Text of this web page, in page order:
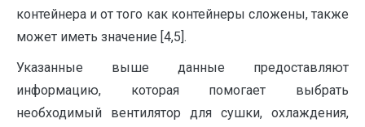
контейнера и от того как контейнеры сложены, также
может иметь значение [4,5].
Указанные выше данные предоставляют
информацию, которая помогает выбрать
необходимый вентилятор для сушки, охлаждения,